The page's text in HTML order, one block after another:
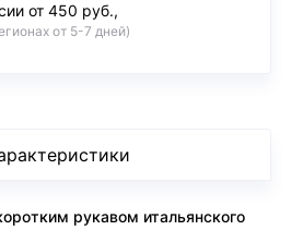
от 450 руб.,
от 5-7 дней)
рукавом итальянского